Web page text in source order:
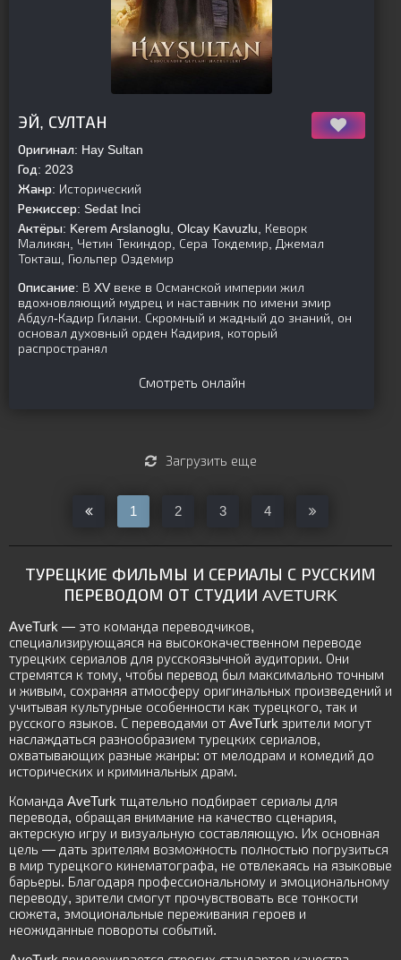
ТУРЕЦКИЕ ФИЛЬМЫ И СЕРИАЛЫ С РУССКИМ
ПЕРЕВОДОМ ОТ СТУДИИ AVETURK
AveTurk — это команда переводчиков,
специализирующаяся на высококачественном переводе
турецких сериалов для русскоязычной аудитории. Они
стремятся к тому, чтобы перевод был максимально точным
и живым, сохраняя атмосферу оригинальных произведений и
учитывая культурные особенности как турецкого, так и
русского языков. С переводами от AveTurk зрители могут
наслаждаться разнообразием турецких сериалов,
охватывающих разные жанры: от мелодрам и комедий до
исторических и криминальных драм.
Команда AveTurk тщательно подбирает сериалы для
перевода, обращая внимание на качество сценария,
актерскую игру и визуальную составляющую. Их основная
цель — дать зрителям возможность полностью погрузиться
в мир турецкого кинематографа, не отвлекаясь на языковые
барьеры. Благодаря профессиональному и эмоциональному
переводу, зрители смогут прочувствовать все тонкости
сюжета, эмоциональные переживания героев и
неожиданные повороты событий.
ЭЙ, СУЛТАН
Оригинал: Hay Sultan
Год: 2023
Жанр: Исторический
Режиссер: Sedat Inci
Актёры: Kerem Arslanoglu, Olcay Kavuzlu, Кеворк
Маликян, Четин Текиндор, Сера Токдемир, Джемал
Токташ, Гюльпер Оздемир
Описание: В XV веке в Османской империи жил
вдохновляющий мудрец и наставник по имени эмир
Абдул-Кадир Гилани. Скромный и жадный до знаний, он
основал духовный орден Кадирия, который
распространял
Смотреть онлайн
Загрузить еще
1 2 3 4